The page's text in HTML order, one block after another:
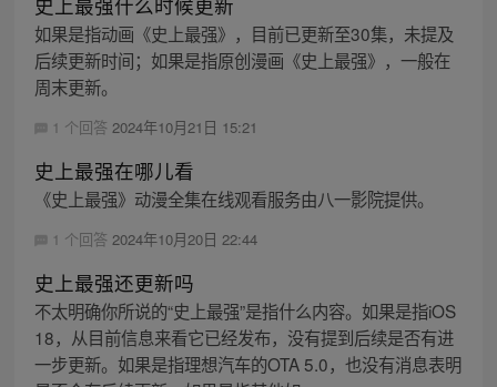
如果是指动画《史上最强》，目前已更新至30集，未提及
后续更新时间；如果是指原创漫画《史上最强》，一般在
周末更新。
1 个回答 2024年10月21日 15:21
史上最强在哪儿看
《史上最强》动漫全集在线观看服务由八一影院提供。
1 个回答 2024年10月20日 22:44
史上最强还更新吗
不太明确你所说的“史上最强”是指什么内容。如果是指iOS
18，从目前信息来看它已经发布，没有提到后续是否有进
一步更新。如果是指理想汽车的OTA 5.0，也没有消息表明